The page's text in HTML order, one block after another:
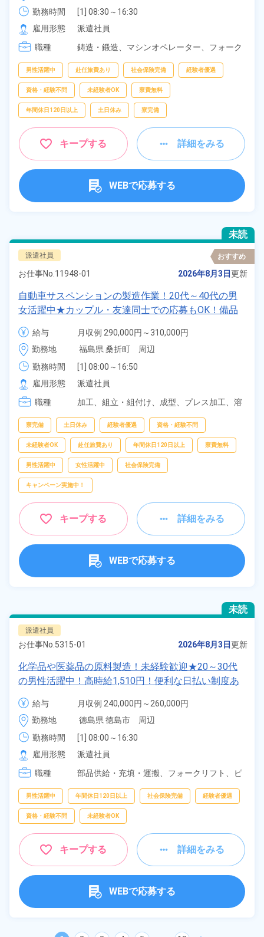
勤務時間
[1] 08:30～16:30
[2] 15:00～23:30
[3] 20:00～04:30
雇用形態
派遣社員
職種
鋳造・鍛造、 マシンオペレーター、 フォーク
男性活躍中 赴任旅費あり 社会保険完備 経験者優遇
資格・経験不問 未経験者OK 寮費無料
年間休日120日以上 土日休み 寮完備
キープする 詳細をみる
WEBで応募する
未読
派遣社員 おすすめ
お仕事No. 11948-01 2026年8月3日更新
自動車サスペンションの製造作業！20代～40代の男
女活躍中★カップル・友達同士での応募もOK！備品
付きワンルーム寮無料！無料送迎あり！マイカー通勤
OK！無料駐車場あり！日払いあり！赴任旅費会社負
担！社員食堂利用可能！土日休み！年間休日121日！
《福島県伊達郡桑折町》
給与
月収例 290,000円～310,000円
時給 1,350円～1,350円
勤務地
福島県 桑折町　周辺
勤務時間
[1] 08:00～16:50
[2] 20:00～04:50
雇用形態
派遣社員
職種
加工、 組立・組付け、 成型、 プレス加工、 溶
搬、
検査、フォークリフト、クレーン・玉掛
け、ピッキング、梱包
寮完備 土日休み 経験者優遇 資格・経験不問
未経験者OK 赴任旅費あり 年間休日120日以上 寮費無料
男性活躍中 女性活躍中 社会保険完備
キャンペーン実施中！
キープする 詳細をみる
WEBで応募する
未読
派遣社員
お仕事No. 5315-01 2026年8月3日更新
化学品や医薬品の原料製造！未経験歓迎★20～30代
の男性活躍中！高時給1,510円！便利な日払い制度あ
り！自社正社員登用制度あり！マイカー通勤OK！格
安食堂利用可！生活支援物資事前対応可◎《徳島県徳
島市》
給与
月収例 240,000円～260,000円
時給 1,510円～1,510円
勤務地
徳島県 徳島市　周辺
勤務時間
[1] 08:00～16:30
[2] 16:00～00:30
[3] 23:50～08:20
雇用形態
派遣社員
職種
部品供給・充填・運搬、 フォークリフト、
ピ
男性活躍中 年間休日120日以上 社会保険完備 経験者優遇
資格・経験不問 未経験者OK
キープする 詳細をみる
WEBで応募する